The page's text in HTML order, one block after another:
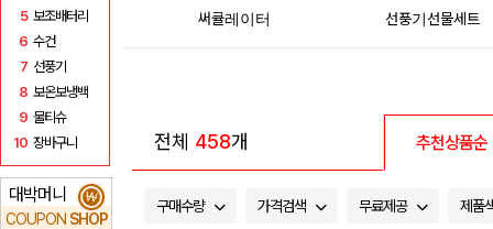
5 보조배터리
6 수건
7 선풍기
8 보온보냉백
9 물티슈
10 장바구니
대박머니
COUPON SHOP
₩
써큘레이터
선풍기선물세트
전체 458개 추천상품순
구매수량 가격검색 무료제공 제품